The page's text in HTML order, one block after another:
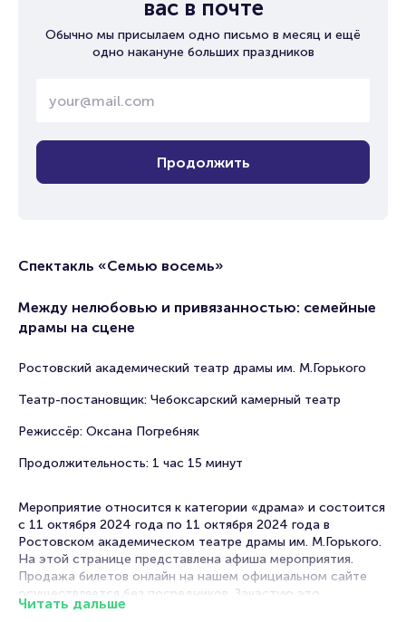
вас в почте
Обычно мы присылаем одно письмо в месяц и ещё
одно накануне больших праздников
Продолжить
Спектакль «Семью восемь»
Между нелюбовью и привязанностью: семейные
драмы на сцене
Ростовский академический театр драмы им. М.Горького
Театр-постановщик: Чебоксарский камерный театр
Режиссёр: Оксана Погребняк
Продолжительность: 1 час 15 минут
Мероприятие относится к категории «драма» и состоится
с 11 октября 2024 года по 11 октября 2024 года в
Ростовском академическом театре драмы им. М.Горького.
На этой странице представлена афиша мероприятия.
Продажа билетов онлайн на нашем официальном сайте
осуществляется без посредников. Зачастую это
единственная возможность достать билет на драму.
Читать дальше